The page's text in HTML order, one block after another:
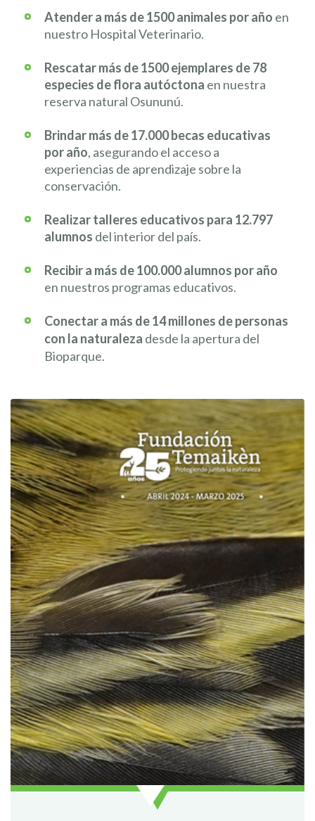
Atender a más de 1500 animales por año en
nuestro Hospital Veterinario.
Rescatar más de 1500 ejemplares de 78
especies de flora autóctona en nuestra
reserva natural Osununú.
Brindar más de 17.000 becas educativas
por año, asegurando el acceso a
experiencias de aprendizaje sobre la
conservación.
Realizar talleres educativos para 12.797
alumnos del interior del país.
Recibir a más de 100.000 alumnos por año
en nuestros programas educativos.
Conectar a más de 14 millones de personas
con la naturaleza desde la apertura del
Bioparque.